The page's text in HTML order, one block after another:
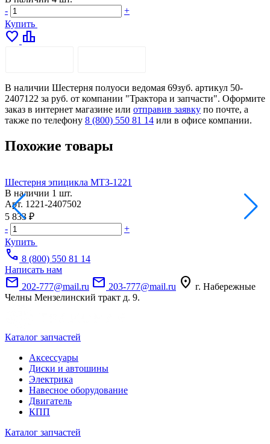
-
+
Купить
favorite leaderboard
В наличии Шестерня полуоси ведомая 69зуб. артикул 50-
2407122 за руб. от компании "Трактора и запчасти". Оформите
заказ в интернет магазине или отправив заявку по почте, а
также по телефону 8 (800) 550 81 14 или в офисе компании.
Похожие товары
Шестерня эпицикла МТЗ-1221
В наличии 1 шт.
Арт. 1221-2407502
5 833 ₽
-
+
Купить
call 8 (800) 550 81 14
Написать нам
mail 202-777@mail.ru mail 203-777@mail.ru location_on г. Набережные
Челны Мензелинский тракт д. 9.
Каталог запчастей
Аксессуары
Диски и автошины
Электрика
Навесное оборудование
Двигатель
КПП
Каталог запчастей